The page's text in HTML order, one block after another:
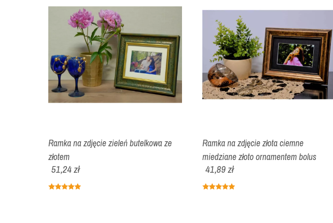
Ramka na zdjęcie zieleń butelkowa ze
złotem
51,24 zł
Ramka na zdjęcie złota ciemne
miedziane złoto ornamentem bolus
41,89 zł